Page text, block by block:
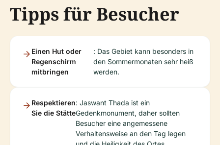
Tipps für Besucher
Einen Hut oder
Regenschirm
mitbringen
: Das Gebiet kann besonders in
den Sommermonaten sehr heiß
werden.
Respektieren
Sie die Stätte
: Jaswant Thada ist ein
Gedenkmonument, daher sollten
Besucher eine angemessene
Verhaltensweise an den Tag legen